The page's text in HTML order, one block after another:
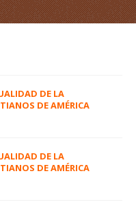
DE LA
DE AMÉRICA
DE LA
DE AMÉRICA